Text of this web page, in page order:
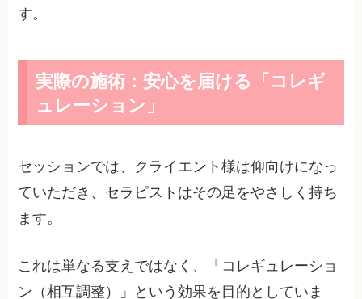
す。
実際の施術：安心を届ける「コレギ
ュレーション」
セッションでは、クライエント様は仰向けになっ
ていただき、セラピストはその足をやさしく持ち
ます。
これは単なる支えではなく、「コレギュレーショ
ン（相互調整）」という効果を目的としていま